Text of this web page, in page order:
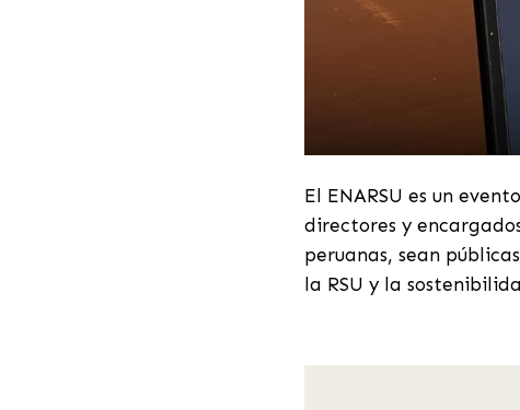
El ENARSU es un
directores y
peruanas, sean
la RSU y la